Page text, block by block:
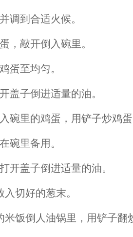
调到合适火候。
，敲开倒入碗里。
蛋至均匀。
盖子倒进适量的油。
碗里的鸡蛋，用铲子炒鸡
碗里备用。
开盖子倒进适量的油。
入切好的葱末。
米饭倒人油锅里，用铲子翻